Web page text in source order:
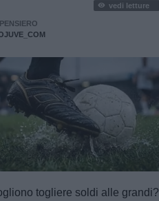
vedi letture
Loaded
100.00%
togliere soldi alle grandi?